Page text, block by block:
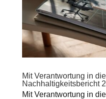
Mit Verantwortung in
Nachhaltigkeitsbericht
Mit Verantwortung in